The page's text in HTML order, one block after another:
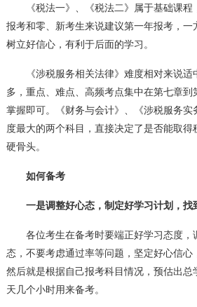
《税法一》、《税法二》属于基础课程
报考和零、新考生来说建议第一年报考，一
树立好信心，有利于后面的学习。
《涉税服务相关法律》难度相对来说适
多，重点、难点、高频考点集中在第七章到
掌握即可。《财务与会计》、《涉税服务实
度最大的两个科目，直接决定了是否能取得
硬骨头。
如何备考
一是调整好心态，制定好学习计划，找
各位考生在备考时要端正好学习态度，
态，不要考虑通过率等问题，坚定好心信心
然后就是根据自己报考科目情况，预估出总
天几个小时用来备考。